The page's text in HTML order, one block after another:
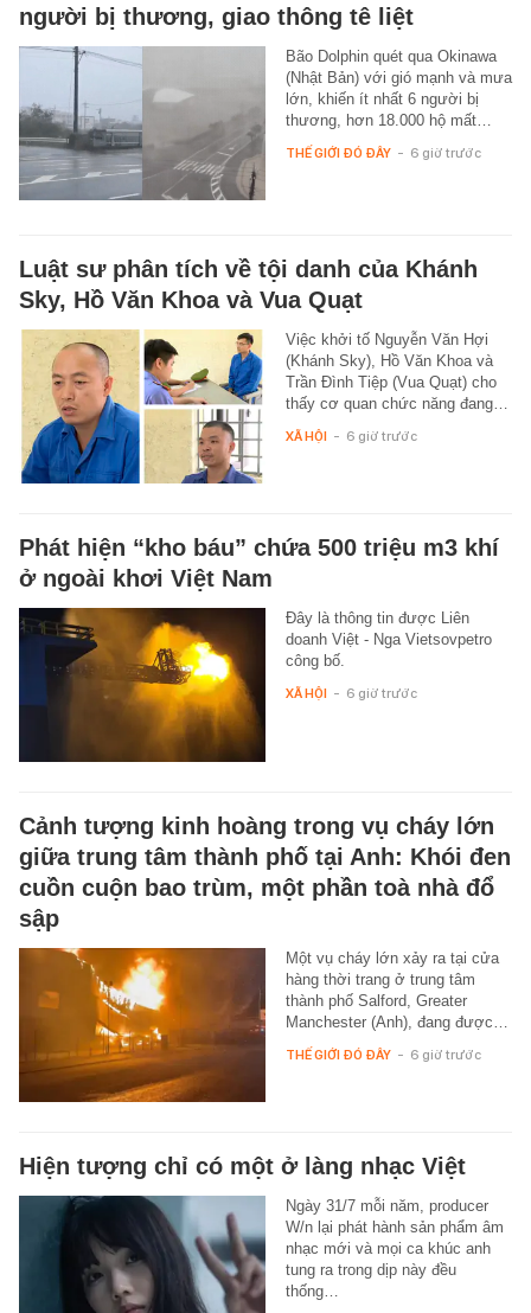
người bị thương, giao thông tê liệt
Bão Dolphin quét qua Okinawa
(Nhật Bản) với gió mạnh và mưa
lớn, khiến ít nhất 6 người bị
thương, hơn 18.000 hộ mất…
THẾ GIỚI ĐÓ ĐÂY - 6 giờ trước
Luật sư phân tích về tội danh của Khánh
Sky, Hồ Văn Khoa và Vua Quạt
Việc khởi tố Nguyễn Văn Hợi
(Khánh Sky), Hồ Văn Khoa và
Trần Đình Tiệp (Vua Quạt) cho
thấy cơ quan chức năng đang…
XÃ HỘI - 6 giờ trước
Phát hiện “kho báu” chứa 500 triệu m3 khí
ở ngoài khơi Việt Nam
Đây là thông tin được Liên
doanh Việt - Nga Vietsovpetro
công bố.
XÃ HỘI - 6 giờ trước
Cảnh tượng kinh hoàng trong vụ cháy lớn
giữa trung tâm thành phố tại Anh: Khói đen
cuồn cuộn bao trùm, một phần toà nhà đổ
sập
Một vụ cháy lớn xảy ra tại cửa
hàng thời trang ở trung tâm
thành phố Salford, Greater
Manchester (Anh), đang được…
THẾ GIỚI ĐÓ ĐÂY - 6 giờ trước
Hiện tượng chỉ có một ở làng nhạc Việt
Ngày 31/7 mỗi năm, producer
W/n lại phát hành sản phẩm âm
nhạc mới và mọi ca khúc anh
tung ra trong dịp này đều
thống…